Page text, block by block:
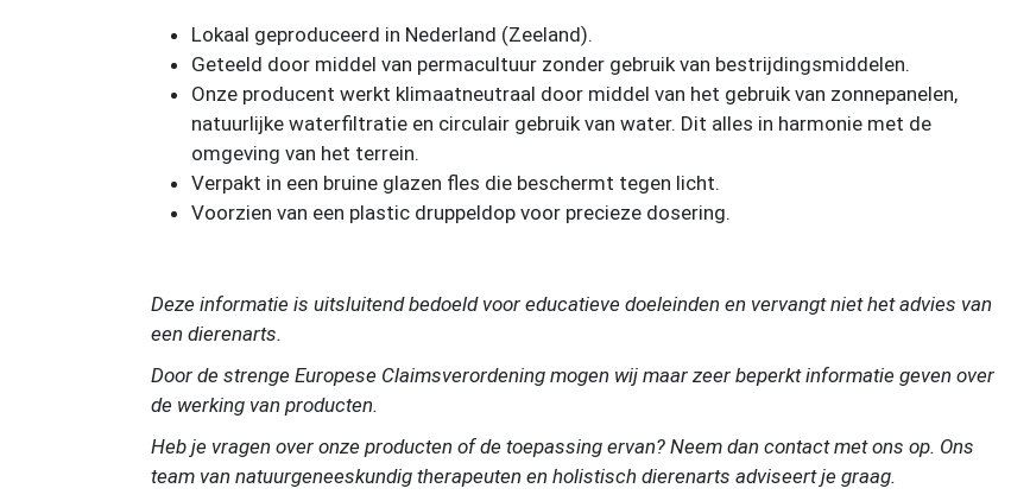
Lokaal geproduceerd in Nederland (Zeeland).
Geteeld door middel van permacultuur zonder gebruik van bestrijdingsmiddelen.
Onze producent werkt klimaatneutraal door middel van het gebruik van zonnepanelen,
natuurlijke waterfiltratie en circulair gebruik van water. Dit alles in harmonie met de
omgeving van het terrein.
Verpakt in een bruine glazen fles die beschermt tegen licht.
Voorzien van een plastic druppeldop voor precieze dosering.
Deze informatie is uitsluitend bedoeld voor educatieve doeleinden en vervangt niet het advies van
een dierenarts.
Door de strenge Europese Claimsverordening mogen wij maar zeer beperkt informatie geven over
de werking van producten.
Heb je vragen over onze producten of de toepassing ervan? Neem dan contact met ons op. Ons
team van natuurgeneeskundig therapeuten en holistisch dierenarts adviseert je graag.